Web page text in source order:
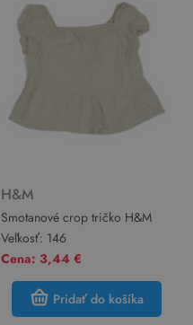
H&M
Smotanové crop tričko H&M
Veľkosť: 146
Cena: 3,44 €
Pridať do košíka